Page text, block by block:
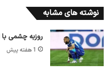
نوشته های مشابه
روزبه چشمی با
1 هفته پیش